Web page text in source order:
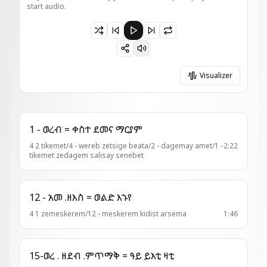
start audio.
Paused 29 - ወረብ = ወበእንተዝ ያሬድ
Visualizer
1 - ወረብ = ቀስተ ደመና ማርያም
4 2 tikemet/4 - wereb zetsige beata/2 - dagemay amet/1 -
tikemet zedagem salisay senebet
2:22
12 - አመ .ዘእስ = ወልድ እኁየ
4 1 zemeskerem/12 - meskerem kidist arsema 1:46
15-ወረ . ዘደብ .ምጥማቅ = ዓይ ይእቲ ዛቲ